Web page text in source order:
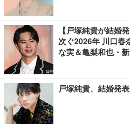
【戸塚純貴が結婚
次ぐ2026年 川口春
な実＆亀梨和也・
戸塚純貴、結婚発表